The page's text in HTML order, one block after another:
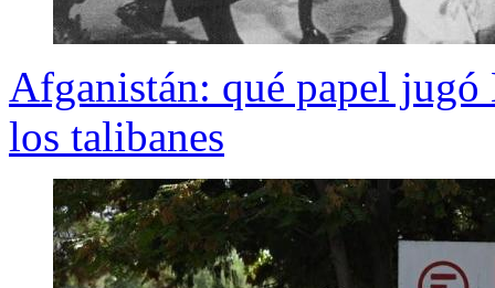
Afganistán: qué papel jugó
los talibanes